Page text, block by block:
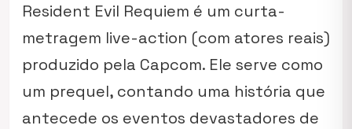
Resident Evil Requiem é um curta-
metragem live-action (com atores reais)
produzido pela Capcom. Ele serve como
um prequel, contando uma história que
antecede os eventos devastadores de